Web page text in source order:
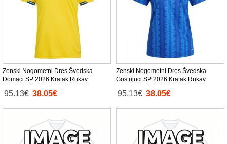
Zenski Nogometni Dres Švedska
Domaci SP 2026 Kratak Rukav
95.13€ 38.05€
Zenski Nogometni Dres Švedska
Gostujuci SP 2026 Kratak Rukav
95.13€ 38.05€